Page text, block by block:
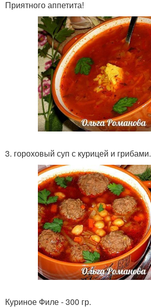
Приятного аппетита!
3. гороховый суп с курицей и грибами.
Куриное Филе - 300 гр.